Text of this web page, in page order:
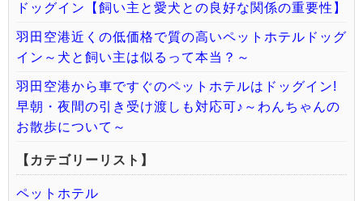
ドッグイン【飼い主と愛犬との良好な関係の重要性】
羽田空港近くの低価格で質の高いペットホテルドッグ
イン～犬と飼い主は似るって本当？～
羽田空港から車ですぐのペットホテルはドッグイン!
早朝・夜間の引き受け渡しも対応可♪～わんちゃんの
お散歩について～
【カテゴリーリスト】
ペットホテル